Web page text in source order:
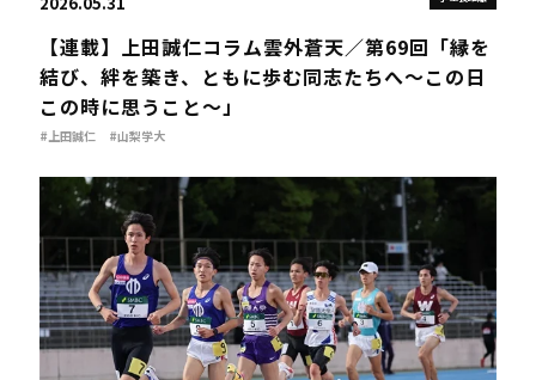
2026.05.31
【連載】上田誠仁コラム雲外蒼天／第69回「縁を
結び、絆を築き、ともに歩む同志たちへ～この日
この時に思うこと～」
#上田誠仁 #山梨学大